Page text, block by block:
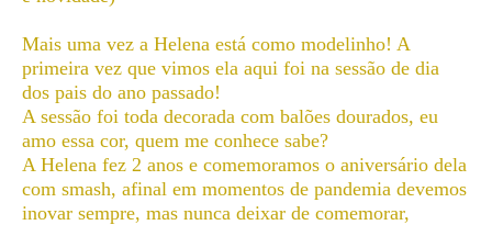
Mais uma vez a Helena está como modelinho! A
primeira vez que vimos ela aqui foi na sessão de dia
dos pais do ano passado!
A sessão foi toda decorada com balões dourados, eu
amo essa cor, quem me conhece sabe?
A Helena fez 2 anos e comemoramos o aniversário dela
com smash, afinal em momentos de pandemia devemos
inovar sempre, mas nunca deixar de comemorar,